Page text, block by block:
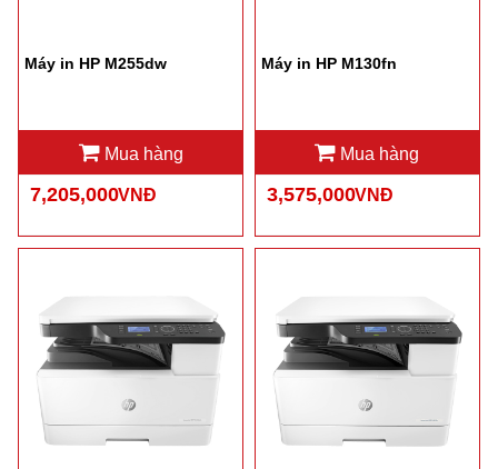
Máy in HP M255dw
Mua hàng
7,205,000VNĐ
Máy in HP M130fn
Mua hàng
3,575,000VNĐ